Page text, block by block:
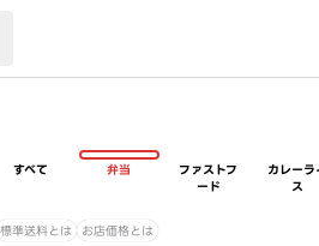
すべて 弁当
ファストフ
ード
カレーラ
ス
標準送料とは お店価格とは